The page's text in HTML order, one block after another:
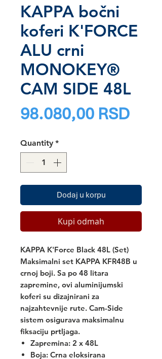
KAPPA bočni
koferi K'FORCE
ALU crni
MONOKEY®
CAM SIDE 48L
98.080,00 RSDPrice
Quantity *
Dodaj u korpu
Kupi odmah
KAPPA K'Force Black 48L (Set)
Maksimalni set KAPPA KFR48B u
crnoj boji. Sa po 48 litara
zapremine, ovi aluminijumski
koferi su dizajnirani za
najzahtevnije rute. Cam-Side
sistem osigurava maksimalnu
fiksaciju prtljaga.
Zapremina: 2 x 48L
Boja: Crna eloksirana